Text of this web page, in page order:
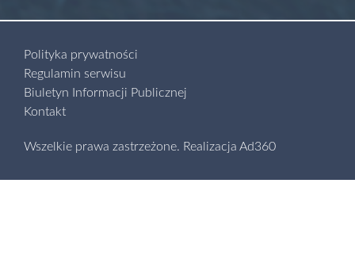
Polityka prywatności
Regulamin serwisu
Biuletyn Informacji Publicznej
Kontakt
Wszelkie prawa zastrzeżone. Realizacja Ad360